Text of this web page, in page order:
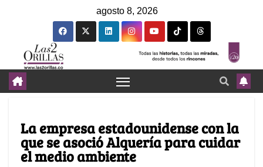
agosto 8, 2026
La empresa estadounidense con la
que se asoció Alquería para cuidar
el medio ambiente